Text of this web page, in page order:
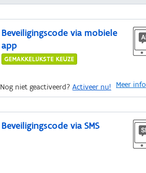
Beveiligingscode via mobiele
app
GEMAKKELIJKSTE KEUZE
Meer info
Nog niet geactiveerd?Activeer nu!
Beveiligingscode via SMS